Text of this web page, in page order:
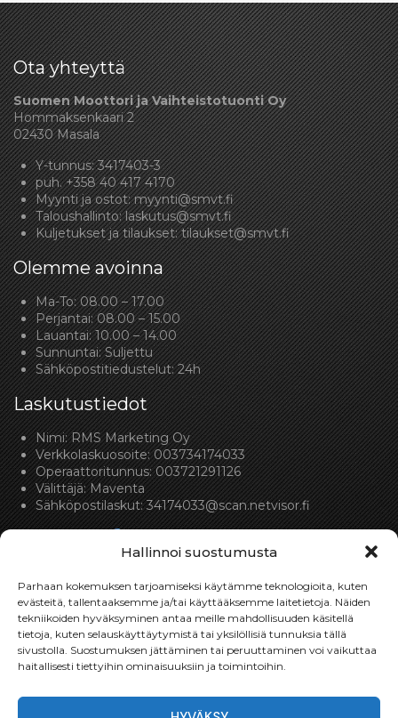
Hallinnoi suostumusta
Parhaan kokemuksen tarjoamiseksi käytämme teknologioita, kuten
evästeitä, tallentaaksemme ja/tai käyttääksemme laitetietoja. Näiden
tekniikoiden hyväksyminen antaa meille mahdollisuuden käsitellä
tietoja, kuten selauskäyttäytymistä tai yksilöllisiä tunnuksia tällä
sivustolla. Suostumuksen jättäminen tai peruuttaminen voi vaikuttaa
haitallisesti tiettyihin ominaisuuksiin ja toimintoihin.
Ota yhteyttä
Suomen Moottori ja Vaihteistotuonti Oy
Hommaksenkaari 2
02430 Masala
Y-tunnus: 3417403-3
puh.+358 40 417 4170
Myynti ja ostot:myynti@smvt.fi
Taloushallinto:laskutus@smvt.fi
Kuljetukset ja tilaukset:tilaukset@smvt.fi
Olemme avoinna
Ma-To: 08.00 – 17.00
Perjantai: 08.00 – 15.00
Lauantai: 10.00 – 14.00
Sunnuntai: Suljettu
Sähköpostitiedustelut: 24h
Laskutustiedot
Nimi: RMS Marketing Oy
Verkkolaskuosoite: 003734174033
Operaattoritunnus: 003721291126
Välittäjä: Maventa
Sähköpostilaskut:34174033@scan.netvisor.fi
Toimitukset
Toimitamme osat perille toimitusperiaatteella siihen
osan toimitettavan.